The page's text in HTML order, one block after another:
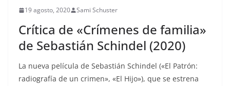
19 agosto, 2020 Sami Schuster
Crítica de «Crímenes de familia»
de Sebastián Schindel (2020)
La nueva película de Sebastián Schindel («El Patrón:
radiografía de un crimen», «El Hijo»), que se estrena